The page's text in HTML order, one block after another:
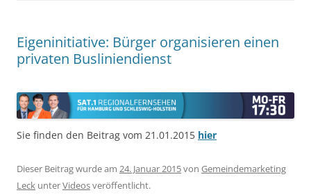
Eigeninitiative: Bürger organisieren einen
privaten Busliniendienst
Sie finden den Beitrag vom 21.01.2015 hier
Dieser Beitrag wurde am 24. Januar 2015von Gemeindemarketing
Leck unterVideosveröffentlicht.